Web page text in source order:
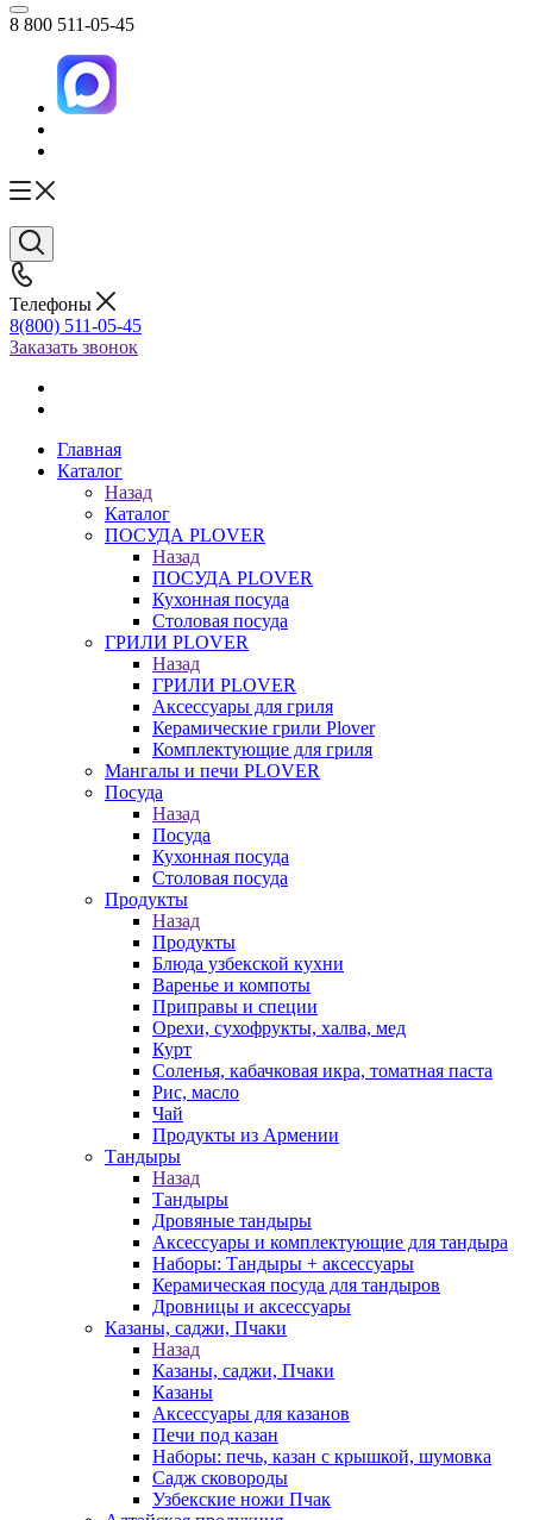
8 800 511-05-45
Телефоны
8(800) 511-05-45
Заказать звонок
Главная
Каталог
Назад
Каталог
ПОСУДА PLOVER
Назад
ПОСУДА PLOVER
Кухонная посуда
Столовая посуда
ГРИЛИ PLOVER
Назад
ГРИЛИ PLOVER
Аксессуары для гриля
Керамические грили Plover
Комплектующие для гриля
Мангалы и печи PLOVER
Посуда
Назад
Посуда
Кухонная посуда
Столовая посуда
Продукты
Назад
Продукты
Блюда узбекской кухни
Варенье и компоты
Приправы и специи
Орехи, сухофрукты, халва, мед
Курт
Соленья, кабачковая икра, томатная паста
Рис, масло
Чай
Продукты из Армении
Тандыры
Назад
Тандыры
Дровяные тандыры
Аксессуары и комплектующие для тандыра
Наборы: Тандыры + аксессуары
Керамическая посуда для тандыров
Дровницы и аксессуары
Казаны, саджи, Пчаки
Назад
Казаны, саджи, Пчаки
Казаны
Аксессуары для казанов
Печи под казан
Наборы: печь, казан с крышкой, шумовка
Садж сковороды
Узбекские ножи Пчак